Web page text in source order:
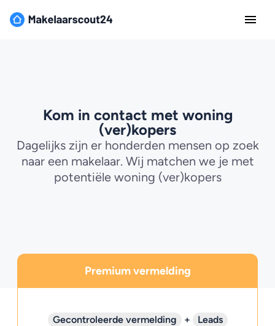
Kom in contact met woning
(ver)kopers
Dagelijks zijn er honderden mensen op zoek
naar een makelaar. Wij matchen we je met
potentiële woning (ver)kopers
Premium vermelding
Gecontroleerde vermelding + Leads